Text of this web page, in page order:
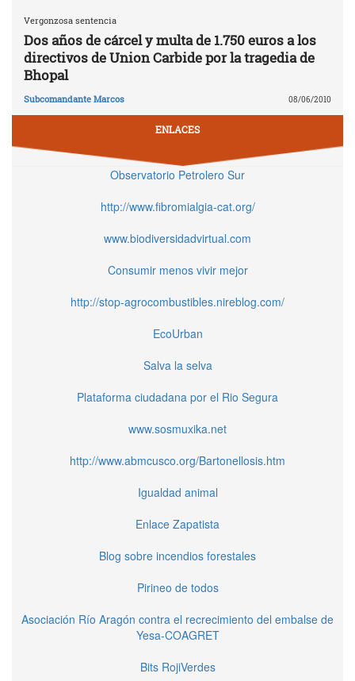
Vergonzosa sentencia
Dos años de cárcel y multa de 1.750 euros a los
directivos de Union Carbide por la tragedia de
Bhopal
Subcomandante Marcos 08/06/2010
ENLACES
Observatorio Petrolero Sur
http://www.fibromialgia-cat.org/
www.biodiversidadvirtual.com
Consumir menos vivir mejor
http://stop-agrocombustibles.nireblog.com/
EcoUrban
Salva la selva
Plataforma ciudadana por el Rio Segura
www.sosmuxika.net
http://www.abmcusco.org/Bartonellosis.htm
Igualdad animal
Enlace Zapatista
Blog sobre incendios forestales
Pirineo de todos
Asociación Río Aragón contra el recrecimiento del embalse de
Yesa-COAGRET
Bits RojiVerdes